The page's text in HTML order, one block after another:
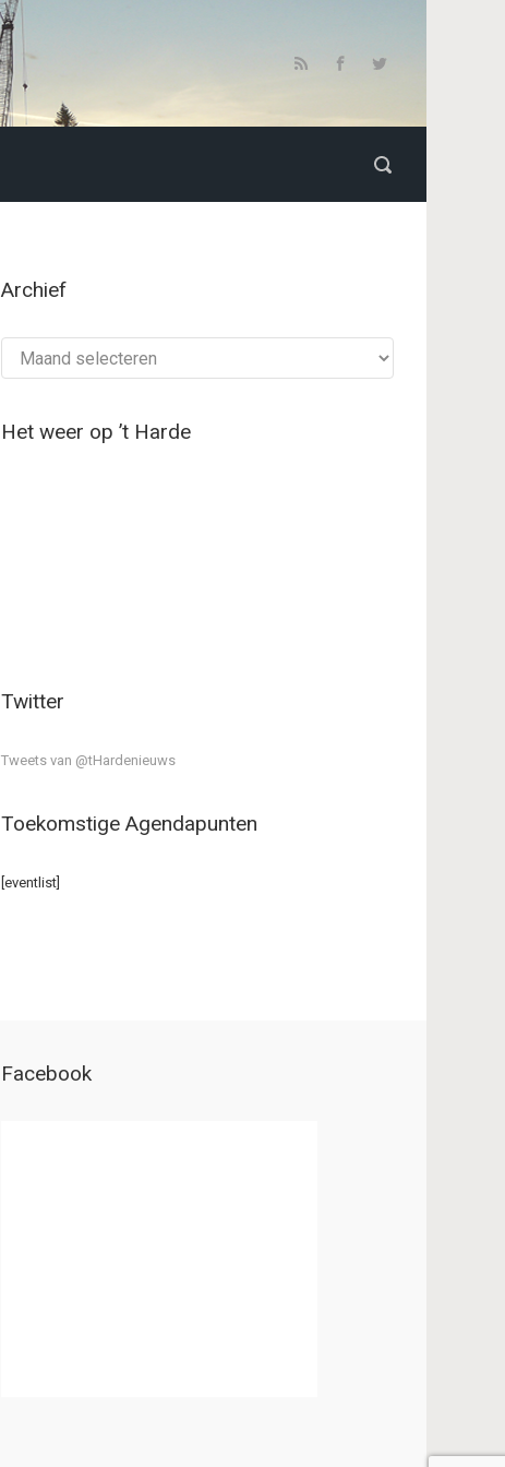
Archief
Het weer op ’t Harde
Twitter
Tweets van @tHardenieuws
Toekomstige Agendapunten
[eventlist]
Facebook